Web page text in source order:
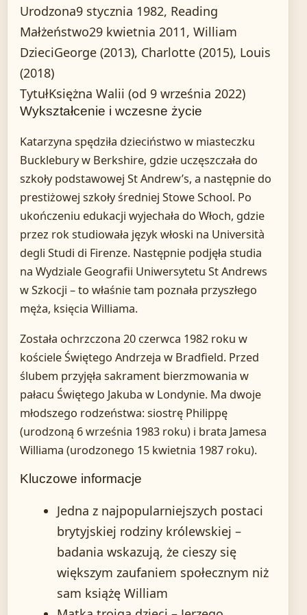
Urodzona9 stycznia 1982, Reading
Małżeństwo29 kwietnia 2011, William
DzieciGeorge (2013), Charlotte (2015), Louis
(2018)
TytułKsiężna Walii (od 9 września 2022)
Wykształcenie i wczesne życie
Katarzyna spędziła dzieciństwo w miasteczku
Bucklebury w Berkshire, gdzie uczęszczała do
szkoły podstawowej St Andrew’s, a następnie do
prestiżowej szkoły średniej Stowe School. Po
ukończeniu edukacji wyjechała do Włoch, gdzie
przez rok studiowała język włoski na Università
degli Studi di Firenze. Następnie podjęła studia
na Wydziale Geografii Uniwersytetu St Andrews
w Szkocji – to właśnie tam poznała przyszłego
męża, księcia Williama.
Została ochrzczona 20 czerwca 1982 roku w
kościele Świętego Andrzeja w Bradfield. Przed
ślubem przyjęła sakrament bierzmowania w
pałacu Świętego Jakuba w Londynie. Ma dwoje
młodszego rodzeństwa: siostrę Philippę
(urodzoną 6 września 1983 roku) i brata Jamesa
Williama (urodzonego 15 kwietnia 1987 roku).
Kluczowe informacje
Jedna z najpopularniejszych postaci
brytyjskiej rodziny królewskiej –
badania wskazują, że cieszy się
większym zaufaniem społecznym niż
sam książę William